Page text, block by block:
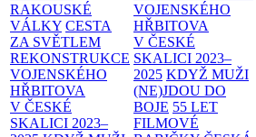
RAKOUSKÉ
VÁLKY CESTA
ZA SVĚTLEM
REKONSTRUKCE
VOJENSKÉHO
HŘBITOVA
V ČESKÉ
SKALICI 2023–
VOJENSKÉHO
HŘBITOVA
V ČESKÉ
SKALICI 2023–
2025 KDYŽ MUŽI
(NE)JDOU DO
BOJE 55 LET
FILMOVÉ